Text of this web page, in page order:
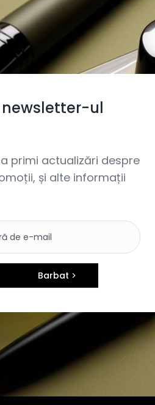
ul
primi actualizări despre
și alte informații
Barbat